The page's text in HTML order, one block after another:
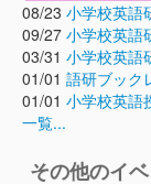
08/23 小学校英
09/27 小学校英
03/31 小学校英
01/01 語研ブック
01/01 小学校英語
一覧...
その他のイ